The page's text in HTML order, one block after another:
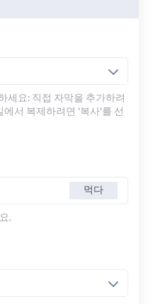
세요: 직접 자막을 추가하려
서 복제하려면 '복사'를 선
먹다
.